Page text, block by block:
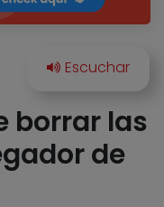
borrar las
de